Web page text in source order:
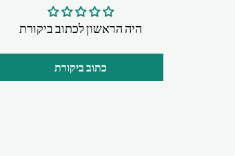
היה הראשון לכתוב ביקורת
כתוב ביקורת